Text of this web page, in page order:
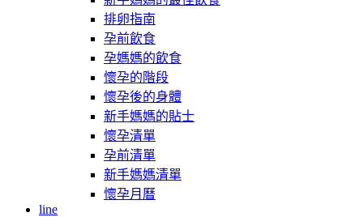
排卵指南
孕前飲食
孕媽媽的飲食
懷孕的階段
懷孕後的身體
新手媽媽的貼士
懷孕清單
孕前清單
新手媽媽清單
懷孕月曆
line